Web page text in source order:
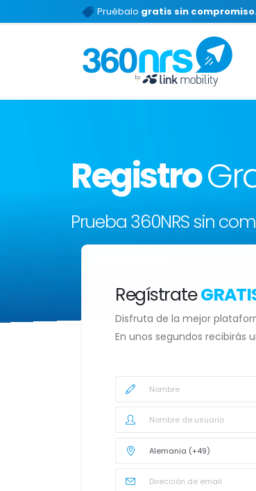
Pruébalo gratis sin
Registro
Prueba 360NRS sin
Regístrate
Disfruta de la mejor
En unos segundos recibirás